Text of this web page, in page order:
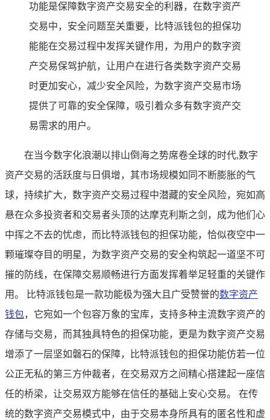
功能是保障数字资产交易安全的利器，在数字资产
交易中，安全问题至关重要，比特派钱包的担保功
能能在交易过程中发挥关键作用，为用户的数字资
产交易保驾护航，让用户在进行各类数字资产交易
时更加安心，减少安全风险，为数字资产交易市场
提供了可靠的安全保障，吸引着众多有数字资产交
易需求的用户。
在当今数字化浪潮以排山倒海之势席卷全球的时代,数字
资产交易的活跃度与日俱增，其市场规模如同不断膨胀的气
球，持续扩大，数字资产交易过程中潜藏的安全风险，宛如高
悬在众多投资者和交易者头顶的达摩克利斯之剑，成为他们心
中挥之不去的忧虑，而比特派钱包的担保功能，恰似夜空中一
颗璀璨夺目的明星，为数字资产交易的安全构筑起一道坚不可
摧的防线，在保障交易顺畅进行方面发挥着举足轻重的关键作
用。 比特派钱包是一款功能极为强大且广受赞誉的数字资产
钱包，它宛如一个包容万象的宝库，支持多种主流数字资产的
存储与交易，而其独具特色的担保功能，更是为数字资产交易
增添了一层坚如磐石的保障，比特派钱包的担保功能仿若一位
公正无私的第三方仲裁者，在交易双方之间精心搭建起一座信
任的桥梁，让交易双方能够在信任的基础上安心交易。 在传
统的数字资产交易模式中，由于交易本身所具有的匿名性和虚